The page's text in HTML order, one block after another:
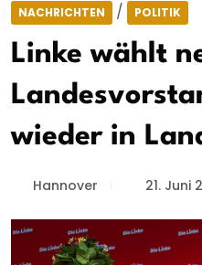
NACHRICHTEN / POLITIK
Linke wählt
wieder in
Hannover 21. Juni